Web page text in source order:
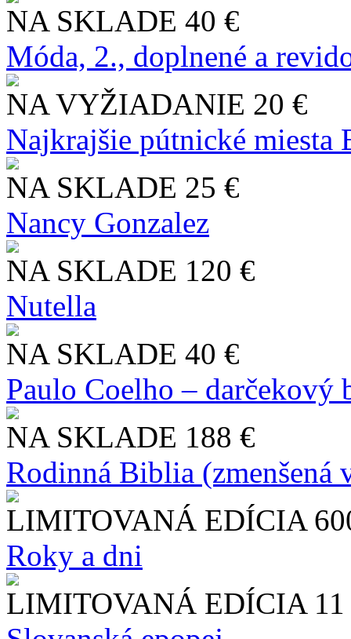
NA SKLADE 40 €
Móda, 2., doplnené a
NA VYŽIADANIE 20 €
Najkrajšie pútnické miesta
NA SKLADE 25 €
Nancy Gonzalez
NA SKLADE 120 €
Nutella
NA SKLADE 40 €
Paulo Coelho – darčekový
NA SKLADE 188 €
Rodinná Biblia (zmenšená
LIMITOVANÁ EDÍCIA
Roky a dni
LIMITOVANÁ EDÍCIA